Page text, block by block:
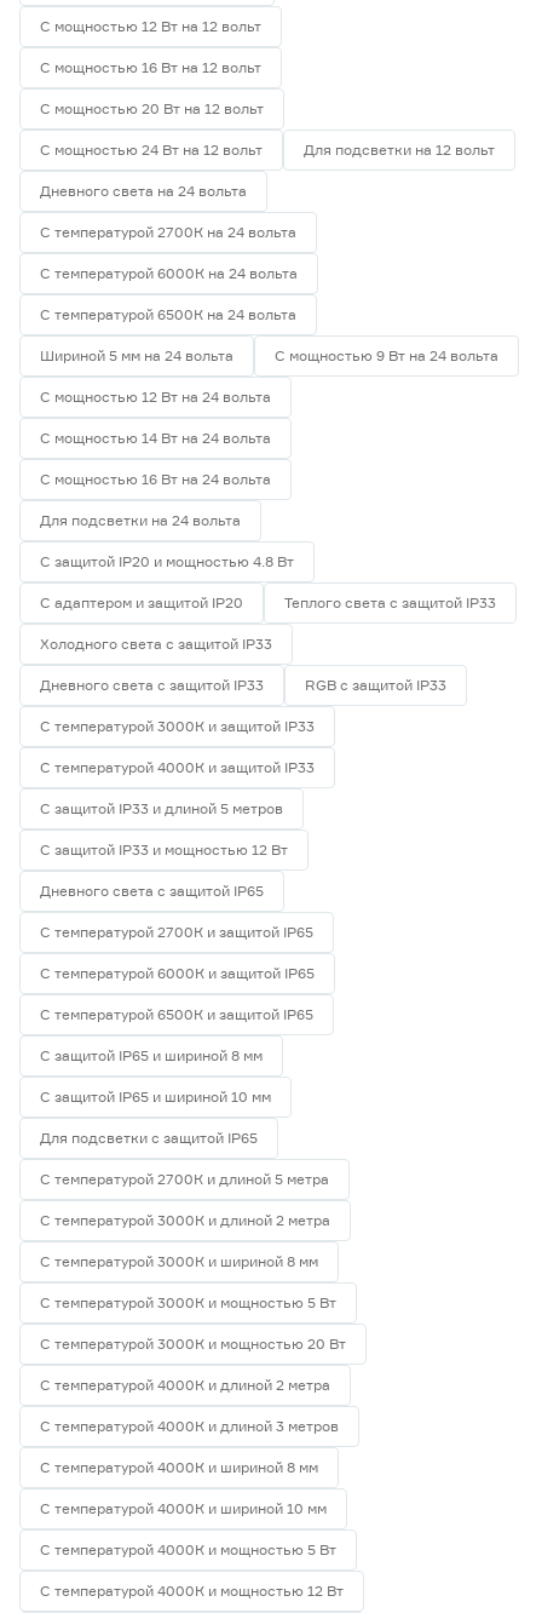
С мощностью 12 Вт на 12 вольт
С мощностью 16 Вт на 12 вольт
С мощностью 20 Вт на 12 вольт
С мощностью 24 Вт на 12 вольт Для подсветки на 12 вольт
Дневного света на 24 вольта
С температурой 2700К на 24 вольта
С температурой 6000К на 24 вольта
С температурой 6500К на 24 вольта
Шириной 5 мм на 24 вольта С мощностью 9 Вт на 24 вольта
С мощностью 12 Вт на 24 вольта
С мощностью 14 Вт на 24 вольта
С мощностью 16 Вт на 24 вольта
Для подсветки на 24 вольта
С защитой IP20 и мощностью 4.8 Вт
С адаптером и защитой IP20 Теплого света с защитой IP33
Холодного света с защитой IP33
Дневного света с защитой IP33 RGB с защитой IP33
С температурой 3000К и защитой IP33
С температурой 4000К и защитой IP33
С защитой IP33 и длиной 5 метров
С защитой IP33 и мощностью 12 Вт
Дневного света с защитой IP65
С температурой 2700К и защитой IP65
С температурой 6000К и защитой IP65
С температурой 6500К и защитой IP65
С защитой IP65 и шириной 8 мм
С защитой IP65 и шириной 10 мм
Для подсветки с защитой IP65
С температурой 2700К и длиной 5 метра
С температурой 3000К и длиной 2 метра
С температурой 3000К и шириной 8 мм
С температурой 3000К и мощностью 5 Вт
С температурой 3000К и мощностью 20 Вт
С температурой 4000К и длиной 2 метра
С температурой 4000К и длиной 3 метров
С температурой 4000К и шириной 8 мм
С температурой 4000К и шириной 10 мм
С температурой 4000К и мощностью 5 Вт
С температурой 4000К и мощностью 12 Вт